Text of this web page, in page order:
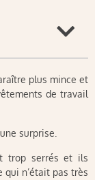
plus mince et
de travail
surprise.
trop serrés et ils
qui n’était pas très